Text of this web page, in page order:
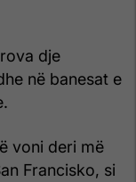
dje
në banesat e
voni deri më
Francisko, si